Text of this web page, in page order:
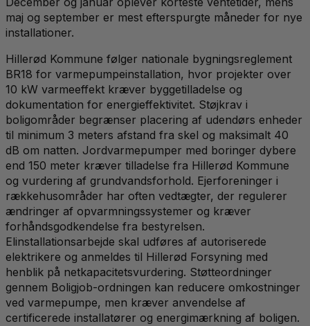
maj og september er mest efterspurgte måneder for nye
installationer.
Hillerød Kommune følger nationale bygningsreglement
BR18 for varmepumpeinstallation, hvor projekter over
10 kW varmeeffekt kræver byggetilladelse og
dokumentation for energieffektivitet. Støjkrav i
boligområder begrænser placering af udendørs enheder
til minimum 3 meters afstand fra skel og maksimalt 40
dB om natten. Jordvarmepumper med boringer dybere
end 150 meter kræver tilladelse fra Hillerød Kommune
og vurdering af grundvandsforhold. Ejerforeninger i
rækkehusområder har often vedtægter, der regulerer
ændringer af opvarmningssystemer og kræver
forhåndsgodkendelse fra bestyrelsen.
Elinstallationsarbejde skal udføres af autoriserede
elektrikere og anmeldes til Hillerød Forsyning med
henblik på netkapacitetsvurdering. Støtteordninger
gennem Boligjob-ordningen kan reducere omkostninger
ved varmepumpe, men kræver anvendelse af
certificerede installatører og energimærkning af boligen.